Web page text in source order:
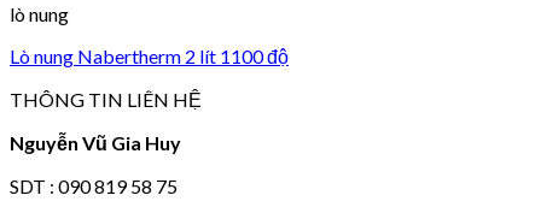
lò nung
Lò nung Nabertherm 2 lít 1100 độ
THÔNG TIN LIÊN HỆ
Nguyễn Vũ Gia Huy
SDT : 090 819 58 75